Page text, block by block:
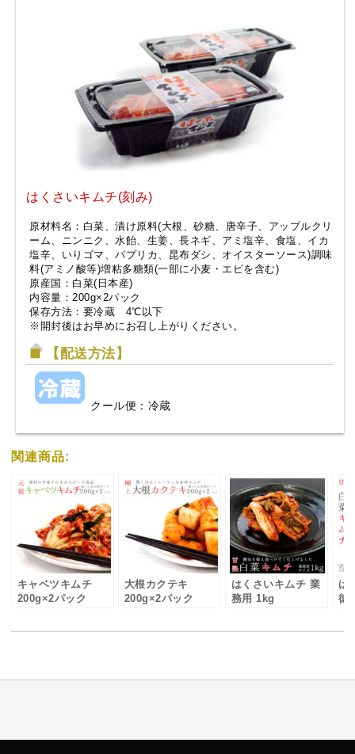
はくさいキムチ(刻み)
原材料名：白菜、漬け原料(大根、砂糖、唐辛子、アップルクリ
ーム、ニンニク、水飴、生姜、長ネギ、アミ塩辛、食塩、イカ
塩辛、いりゴマ、パプリカ、昆布ダシ、オイスターソース)調味
料(アミノ酸等)増粘多糖類(一部に小麦・エビを含む)
原産国：白菜(日本産)
内容量：200g×2パック
保存方法：要冷蔵 4℃以下
※開封後はお早めにお召し上がりください。
【配送方法】
クール便：冷蔵
関連商品:
キャベツキムチ
200g×2パック
大根カクテキ
200g×2パック
はくさいキムチ 業
務用 1kg
は
徳